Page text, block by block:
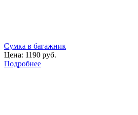
Сумка в багажник
Цена: 1190 руб.
Подробнее